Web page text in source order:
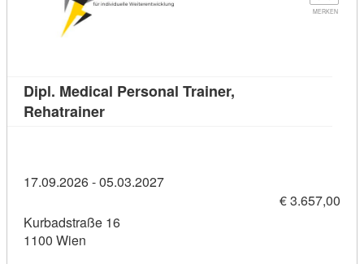
MERKEN
Dipl. Medical Personal Trainer,
RehatrainerKursdetail: Dipl. Medical Personal
17.09.2026 - 05.03.2027
€ 3.657,00
Kurbadstraße 16
1100 Wien